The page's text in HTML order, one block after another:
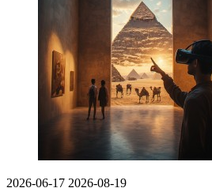
2026-06-17 2026-08-19